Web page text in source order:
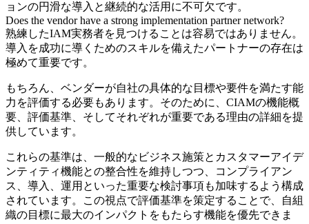
ョンの円滑な導入と継続的な活用に不可欠です。
Does the vendor have a strong implementation partner network?
熟練したIAM実務者を見つけることは容易ではありません。
導入を成功に導くためのスキルを備えたパートナーの存在は
極めて重要です。
もちろん、ベンダーが自社の具体的な目標や要件を満たす能
力を評価する必要もあります。そのために、CIAMの機能概
要、評価基準、そしてそれぞれが重要である理由の詳細を提
供しています。
これらの基準は、一般的なビジネス施策とカスタマーアイデ
ンティティ機能との整合性を維持しつつ、コンプライアン
ス、導入、運用といった重要な検討事項も加味するよう構成
されています。この視点で評価基準を策定することで、自組
織の目標に最大のインパクトをもたらす機能を優先できま